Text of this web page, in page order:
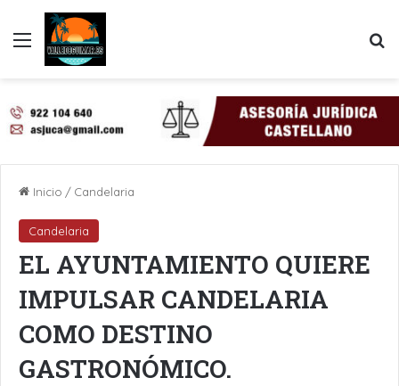
Menú
Inicio / Candelaria
Candelaria
EL AYUNTAMIENTO QUIERE
IMPULSAR CANDELARIA
COMO DESTINO
GASTRONÓMICO.